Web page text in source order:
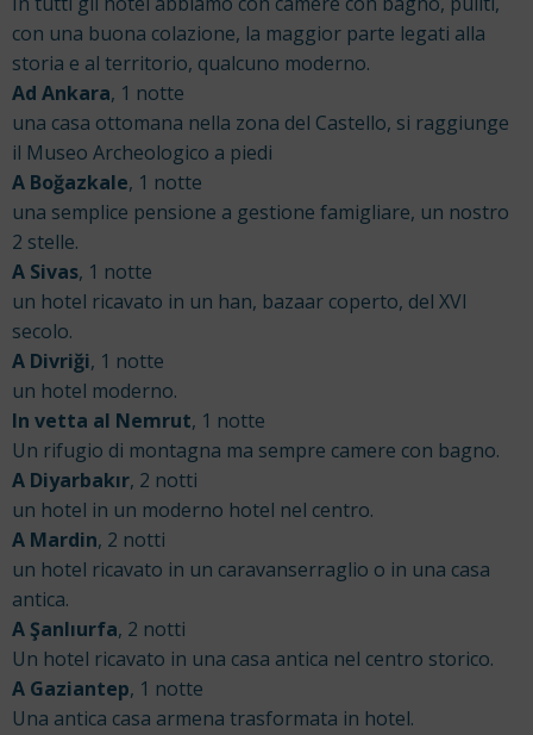
con una buona colazione, la maggior parte legati alla
storia e al territorio, qualcuno moderno.
Ad Ankara, 1 notte
una casa ottomana nella zona del Castello, si raggiunge
il Museo Archeologico a piedi
A Boğazkale, 1 notte
una semplice pensione a gestione famigliare, un nostro
2 stelle.
A Sivas, 1 notte
un hotel ricavato in un han, bazaar coperto, del XVI
secolo.
A Divriği, 1 notte
un hotel moderno.
In vetta al Nemrut, 1 notte
Un rifugio di montagna ma sempre camere con bagno.
A Diyarbakır, 2 notti
un hotel in un moderno hotel nel centro.
A Mardin, 2 notti
un hotel ricavato in un caravanserraglio o in una casa
antica.
A Şanlıurfa, 2 notti
Un hotel ricavato in una casa antica nel centro storico.
A Gaziantep, 1 notte
Una antica casa armena trasformata in hotel.